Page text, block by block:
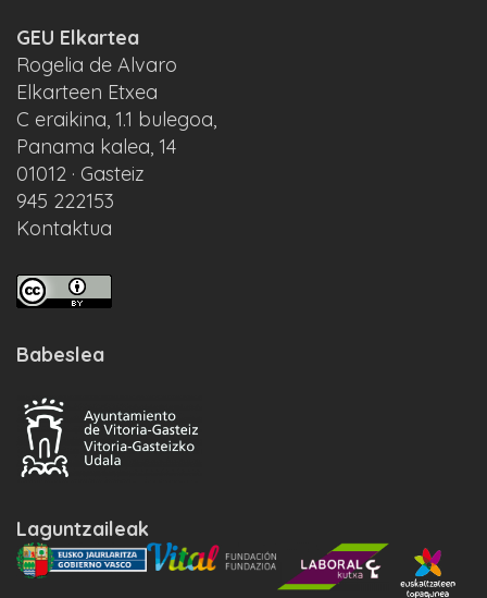
GEU Elkartea
Rogelia de Alvaro
Elkarteen Etxea
C eraikina, 1.1 bulegoa,
Panama kalea, 14
01012 · Gasteiz
945 222153
Kontaktua
Babeslea
Laguntzaileak